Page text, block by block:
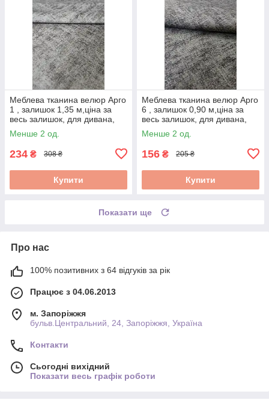
Меблева тканина велюр Арго
1 , залишок 1,35 м,ціна за
весь залишок, для дивана,
тканина для оббивки меблів,
розпродаж
Менше 2 од.
234 ₴ 308 ₴
Купити
Меблева тканина велюр Арго
6 , залишок 0,90 м,ціна за
весь залишок, для дивана,
тканина для оббивки меблів,
розпродаж
Менше 2 од.
156 ₴ 205 ₴
Купити
Показати ще
Про нас
100% позитивних з 64 відгуків за рік
Працює з 04.06.2013
м. Запоріжжя
бульв.Центральний, 24, Запоріжжя, Україна
Контакти
Сьогодні вихідний
Показати весь графік роботи